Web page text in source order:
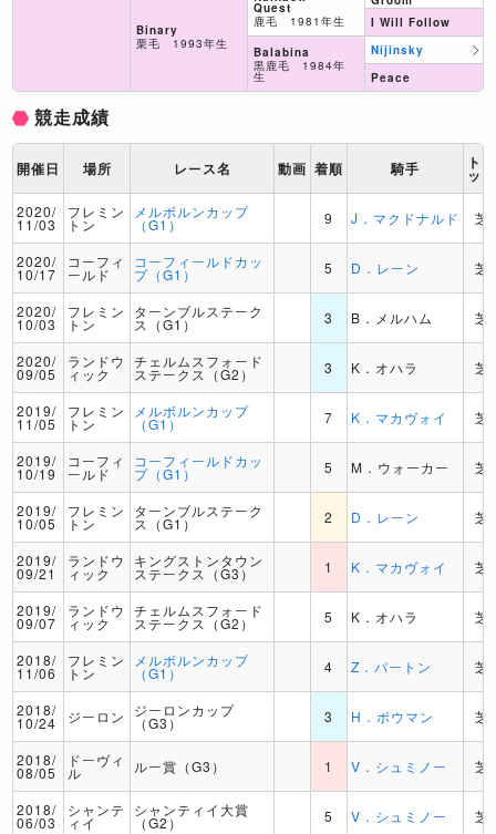
Binary
栗毛 1993年生
Quest
鹿毛 1981年生
Balabina
黒鹿毛 1984年
生
I Will Follow
Nijinsky
Peace
競走成績
開催日 場所 レース名 動画 着順 騎手 トラ
ック
2020/
11/03
フレミン
トン
メルボルンカップ
（G1） 9 J．マクドナルド 芝
2020/
10/17
コーフィ
ールド
コーフィールドカッ
プ（G1） 5 D．レーン 芝
2020/
10/03
フレミン
トン
ターンブルステーク
ス（G1） 3 B．メルハム 芝
2020/
09/05
ランドウ
ィック
チェルムスフォード
ステークス（G2） 3 K．オハラ 芝
2019/
11/05
フレミン
トン
メルボルンカップ
（G1） 7 K．マカヴォイ 芝
2019/
10/19
コーフィ
ールド
コーフィールドカッ
プ（G1） 5 M．ウォーカー 芝
2019/
10/05
フレミン
トン
ターンブルステーク
ス（G1） 2 D．レーン 芝
2019/
09/21
ランドウ
ィック
キングストンタウン
ステークス（G3） 1 K．マカヴォイ 芝
2019/
09/07
ランドウ
ィック
チェルムスフォード
ステークス（G2） 5 K．オハラ 芝
2018/
11/06
フレミン
トン
メルボルンカップ
（G1） 4 Z．パートン 芝
2018/
10/24 ジーロン ジーロンカップ
（G3） 3 H．ボウマン 芝
2018/
08/05
ドーヴィ
ル ルー賞（G3） 1 V．シュミノー 芝
2018/
06/03
シャンテ
ィイ
シャンティイ大賞
（G2） 5 V．シュミノー 芝